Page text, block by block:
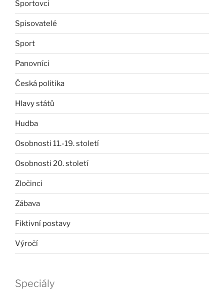
Sportovci
Spisovatelé
Sport
Panovníci
Česká politika
Hlavy států
Hudba
Osobnosti 11.-19. století
Osobnosti 20. století
Zločinci
Zábava
Fiktivní postavy
Výročí
Speciály